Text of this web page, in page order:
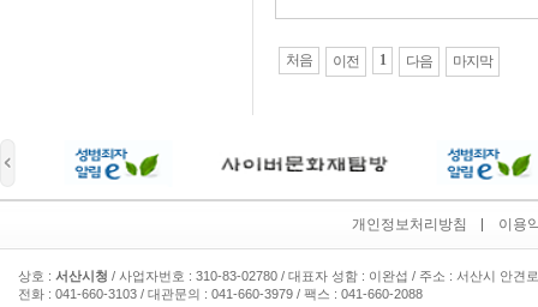
처음 이전 1 다음 마지막
개인정보처리방침 이용
상호 : 서산시청 / 사업자번호 : 310-83-02780 / 대표자 성함 : 이완섭 / 주소 : 서산시 안견
전화 : 041-660-3103 / 대관문의 : 041-660-3979 / 팩스 : 041-660-2088